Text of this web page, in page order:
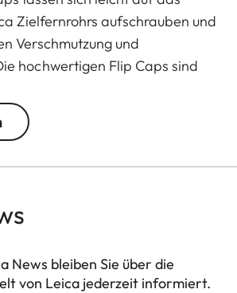
Zielfernrohrs aufschrauben und
Verschmutzung und
hochwertigen Flip Caps sind
innovativen Mechanismus für
individuelle Ausrichtung des
News bleiben Sie über die
von Leica jederzeit informiert.